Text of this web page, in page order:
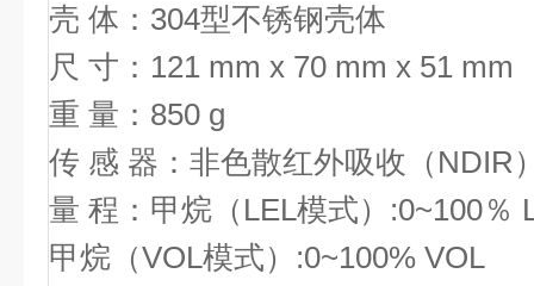
壳 体：304型不锈钢壳体
尺 寸：121 mm x 70 mm x 51 mm
重 量：850 g
传 感 器：非色散红外吸收（NDIR
量 程：甲烷（LEL模式）:0~100％
甲烷（VOL模式）:0~100% VOL